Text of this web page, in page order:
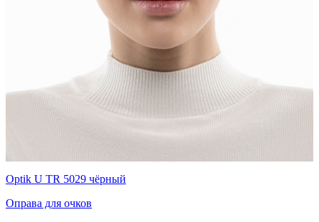
Optik U TR 5029 чёрный
Оправа для очков